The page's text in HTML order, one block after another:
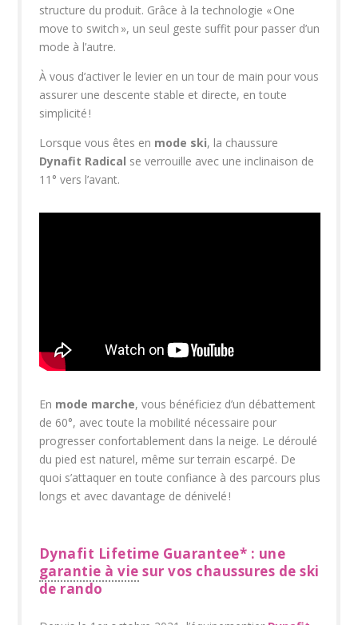
structure du produit. Grâce à la technologie « One
move to switch », un seul geste suffit pour passer d’un
mode à l’autre.
À vous d’activer le levier en un tour de main pour vous
assurer une descente stable et directe, en toute
simplicité !
Lorsque vous êtes en mode ski, la chaussure
Dynafit Radical se verrouille avec une inclinaison de
11° vers l’avant.
En mode marche, vous bénéficiez d’un débattement
de 60°, avec toute la mobilité nécessaire pour
progresser confortablement dans la neige. Le déroulé
du pied est naturel, même sur terrain escarpé. De
quoi s’attaquer en toute confiance à des parcours plus
longs et avec davantage de dénivelé !
Dynafit Lifetime Guarantee* : une
garantie à vie sur vos chaussures de ski
de rando